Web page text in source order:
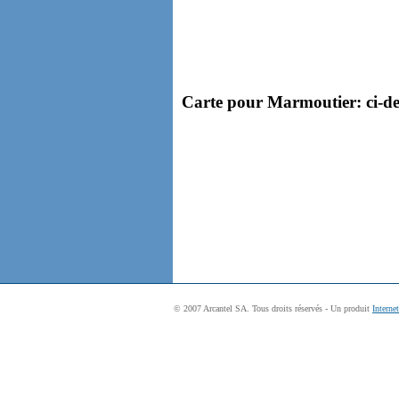
Carte pour Marmoutier: ci-
© 2007 Arcantel SA. Tous droits réservés - Un produit